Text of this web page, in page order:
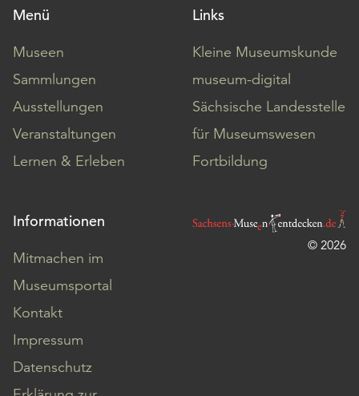
Menü
Museen
Sammlungen
Ausstellungen
Veranstaltungen
Lernen & Erleben
Links
Kleine Museumskunde
museum-digital
Sächsische Landesstelle
für Museumswesen
Fortbildung
Informationen
Mitmachen im
Museumsportal
Kontakt
Impressum
Datenschutz
© 2026